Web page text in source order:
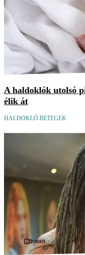
A haldoklók utolsó
élik át
HALDOKLÓ BETEGEK
Videó